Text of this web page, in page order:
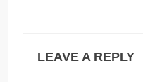
LEAVE A REPLY